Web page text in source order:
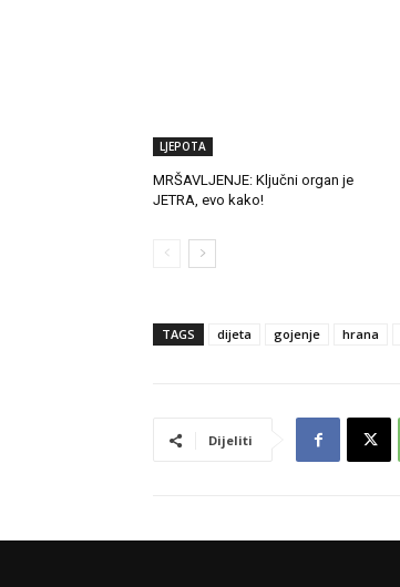
LJEPOTA
MRŠAVLJENJE: Ključni organ je
JETRA, evo kako!
TAGS dijeta gojenje hrana
Dijeliti